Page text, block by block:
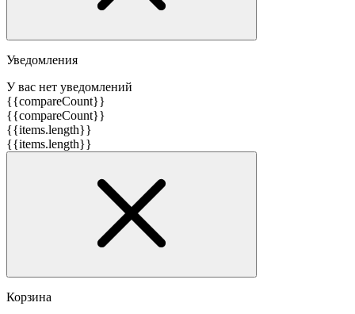
Уведомления
У вас нет уведомлений
{{compareCount}}
{{compareCount}}
{{items.length}}
{{items.length}}
Корзина